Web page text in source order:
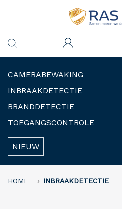
CAMERABEWAKING
INBRAAKDETECTIE
BRANDDETECTIE
TOEGANGSCONTROLE
NIEUW
HOME INBRAAKDETECTIE